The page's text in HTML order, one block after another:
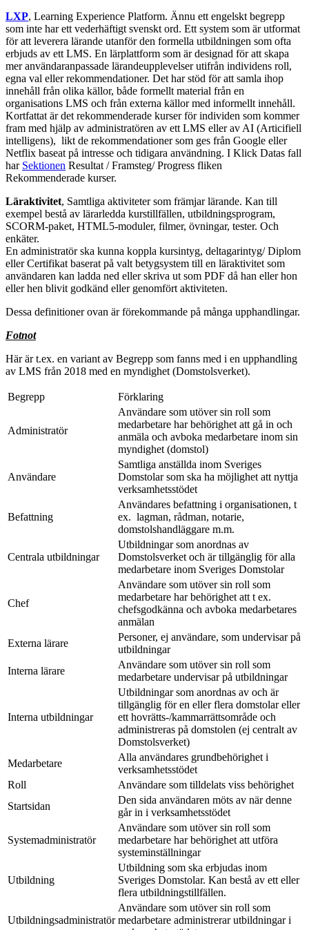
LXP, Learning Experience Platform. Ännu ett engelskt begrepp
som inte har ett vederhäftigt svenskt ord. Ett system som är utformat
för att leverera lärande utanför den formella utbildningen som ofta
erbjuds av ett LMS. En lärplattform som är designad för att skapa
mer användaranpassade lärandeupplevelser utifrån individens roll,
egna val eller rekommendationer. Det har stöd för att samla ihop
innehåll från olika källor, både formellt material från en
organisations LMS och från externa källor med informellt innehåll.
Kortfattat är det rekommenderade kurser för individen som kommer
fram med hjälp av administratören av ett LMS eller av AI (Articifiell
intelligens), likt de rekommendationer som ges från Google eller
Netflix baseat på intresse och tidigara användning. I Klick Datas fall
har Sektionen Resultat / Framsteg/ Progress fliken
Rekommenderade kurser.
Läraktivitet, Samtliga aktiviteter som främjar lärande. Kan till
exempel bestå av lärarledda kurstillfällen, utbildningsprogram,
SCORM-paket, HTML5-moduler, filmer, övningar, tester. Och
enkäter.
En administratör ska kunna koppla kursintyg, deltagarintyg/ Diplom
eller Certifikat baserat på valt betygsystem till en läraktivitet som
användaren kan ladda ned eller skriva ut som PDF då han eller hon
eller hen blivit godkänd eller genomfört aktiviteten.
Dessa definitioner ovan är förekommande på många upphandlingar.
Fotnot
Här är t.ex. en variant av Begrepp som fanns med i en upphandling
av LMS från 2018 med en myndighet (Domstolsverket).
Begrepp Förklaring
Administratör
Användare som utöver sin roll som
medarbetare har behörighet att gå in och
anmäla och avboka medarbetare inom sin
myndighet (domstol)
Användare
Samtliga anställda inom Sveriges
Domstolar som ska ha möjlighet att nyttja
verksamhetsstödet
Befattning
Användares befattning i organisationen, t
ex. lagman, rådman, notarie,
domstolshandläggare m.m.
Centrala utbildningar
Utbildningar som anordnas av
Domstolsverket och är tillgänglig för alla
medarbetare inom Sveriges Domstolar
Chef
Användare som utöver sin roll som
medarbetare har behörighet att t ex.
chefsgodkänna och avboka medarbetares
anmälan
Externa lärare
Personer, ej användare, som undervisar på
utbildningar
Interna lärare
Användare som utöver sin roll som
medarbetare undervisar på utbildningar
Interna utbildningar
Utbildningar som anordnas av och är
tillgänglig för en eller flera domstolar eller
ett hovrätts-/kammarrättsområde och
administreras på domstolen (ej centralt av
Domstolsverket)
Medarbetare
Alla användares grundbehörighet i
verksamhetsstödet
Roll
Användare som tilldelats viss behörighet
Startsidan
Den sida användaren möts av när denne
går in i verksamhetsstödet
Systemadministratör
Användare som utöver sin roll som
medarbetare har behörighet att utföra
systeminställningar
Utbildning
Utbildning som ska erbjudas inom
Sveriges Domstolar. Kan bestå av ett eller
flera utbildningstillfällen.
Utbildningsadministratör
Användare som utöver sin roll som
medarbetare administrerar utbildningar i